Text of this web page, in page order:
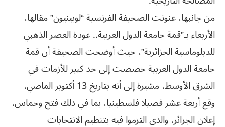
من جانبها، عنونت الصحيفة الفرنسية “لوبينيون” مقالها،
الأربعاء بـ”قمة جامعة الدول العربية.. عودة العصر الذهبي
للدبلوماسية الجزائرية”، حيث أوضحت الصحيفة أن قمة
جامعة الدول العربية خصصت إلى حد كبير للأزمات في
الشرق الأوسط، مشيرة إلى أنه بتاريخ 13 أكتوبر الماضي،
وقع أربعة عشر فصيلا فلسطينيا، بما في ذلك فتح وحماس،
إعلان الجزائر، والذي التزموا فيه بتنظيم الانتخابات